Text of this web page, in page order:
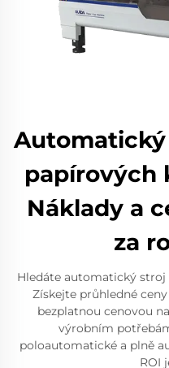
papírových
Náklady a
za
Hledáte automatický
Získejte průhledné
bezplatnou cenovou
výrobním
poloautomatické a plně
ROI